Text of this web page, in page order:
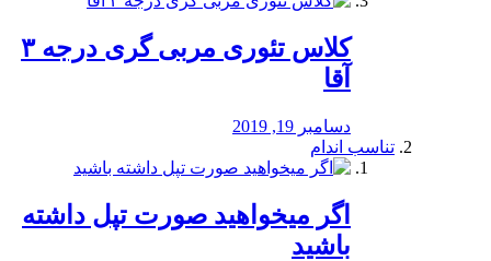
کلاس تئوری مربی گری درجه ۳
آقا
دسامبر 19, 2019
تناسب اندام
اگر میخواهید صورت تپل داشته
باشید